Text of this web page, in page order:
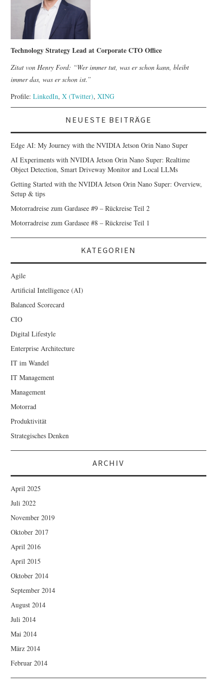
Technology Strategy Lead at Corporate CTO Office
Zitat von Henry Ford: “Wer immer tut, was er schon kann, bleibt
immer das, was er schon ist.”
Profile:LinkedIn,X (Twitter),XING
NEUESTE BEITRÄGE
Edge AI: My Journey with the NVIDIA Jetson Orin Nano Super
AI Experiments with NVIDIA Jetson Orin Nano Super: Realtime
Object Detection, Smart Driveway Monitor and Local LLMs
Getting Started with the NVIDIA Jetson Orin Nano Super: Overview,
Setup & tips
Motorradreise zum Gardasee #9 – Rückreise Teil 2
Motorradreise zum Gardasee #8 – Rückreise Teil 1
KATEGORIEN
Agile
Artificial Intelligence (AI)
Balanced Scorecard
CIO
Digital Lifestyle
Enterprise Architecture
IT im Wandel
IT Management
Management
Motorrad
Produktivität
Strategisches Denken
ARCHIV
April 2025
Juli 2022
November 2019
Oktober 2017
April 2016
April 2015
Oktober 2014
September 2014
August 2014
Juli 2014
Mai 2014
März 2014
Februar 2014